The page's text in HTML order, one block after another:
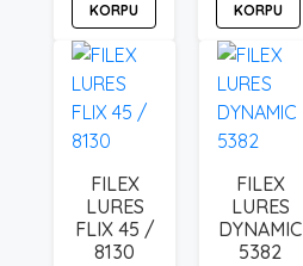
KORPU
KORPU
FILEX
LURES
FLIX 45 /
8130
FILEX
LURES
DYNAMIC
5382